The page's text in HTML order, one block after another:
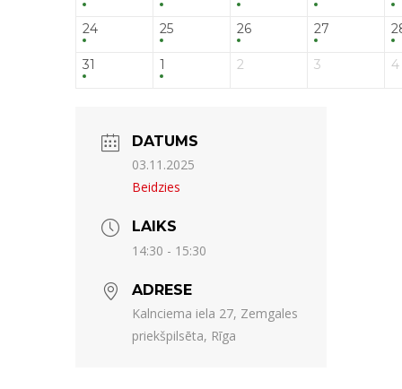
24 25 26 27
31 1 2 3 4
DATUMS
03.11.2025
Beidzies
LAIKS
14:30 - 15:30
ADRESE
Kalnciema iela 27, Zemgales
priekšpilsēta, Rīga